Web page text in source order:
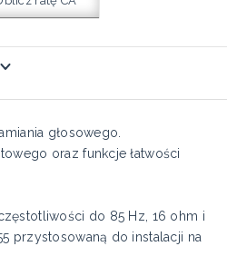
głosowego.
oraz funkcje łatwości
do 85 Hz, 16 ohm i
przystosowaną do instalacji na